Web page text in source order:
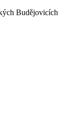
Budějovicích